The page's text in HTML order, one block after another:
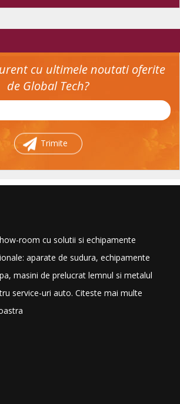
cu ultimele noutati oferite
de Global Tech?
Trimite
room cu solutii si echipamente
aparate de sudura, echipamente
masini de prelucrat lemnul si metalul
service-uri auto. Citeste mai multe